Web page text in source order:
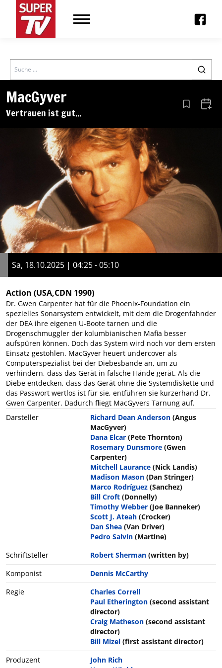
Search
MacGyver
Vertrauen ist gut... Aus den
Sa, 18.10.2025 | 04:25 - 05:10
Action (USA,CDN 1990)
Dr. Gwen Carpenter hat für die Phoenix-Foundation ein
spezielles Sonarsystem entwickelt, mit dem die Drogenfahnder
der DEA ihre eigenen U-Boote tarnen und die
Drogenschmuggler der kolumbianischen Mafia besser
aufspüren können. Doch das System wird noch vor dem ersten
Einsatz gestohlen. MacGyver heuert undercover als
Computerspezialist bei der Diebesbande an, um zu
verhindern, dass das Gerät in falsche Hände gerät. Als die
Diebe entdecken, dass das Gerät ohne die Systemdiskette und
das Passwort wertlos ist für sie, entführen sie kurzerhand Dr.
Gwen Carpenter. Dadurch fliegt MacGyvers Tarnung auf.
Darsteller
Richard Dean Anderson (Angus
MacGyver)
Dana Elcar (Pete Thornton)
Rosemary Dunsmore (Gwen
Carpenter)
Mitchell Laurance (Nick Landis)
Madison Mason (Dan Stringer)
Marco Rodríguez (Sanchez)
Bill Croft (Donnelly)
Timothy Webber (Joe Banneker)
Scott J. Ateah (Crocker)
Dan Shea (Van Driver)
Pedro Salvín (Martine)
Schriftsteller
Robert Sherman (written by)
Komponist
Dennis McCarthy
Regie
Charles Correll
Paul Etherington (second assistant
director)
Craig Matheson (second assistant
director)
Bill Mizel (first assistant director)
Produzent
John Rich